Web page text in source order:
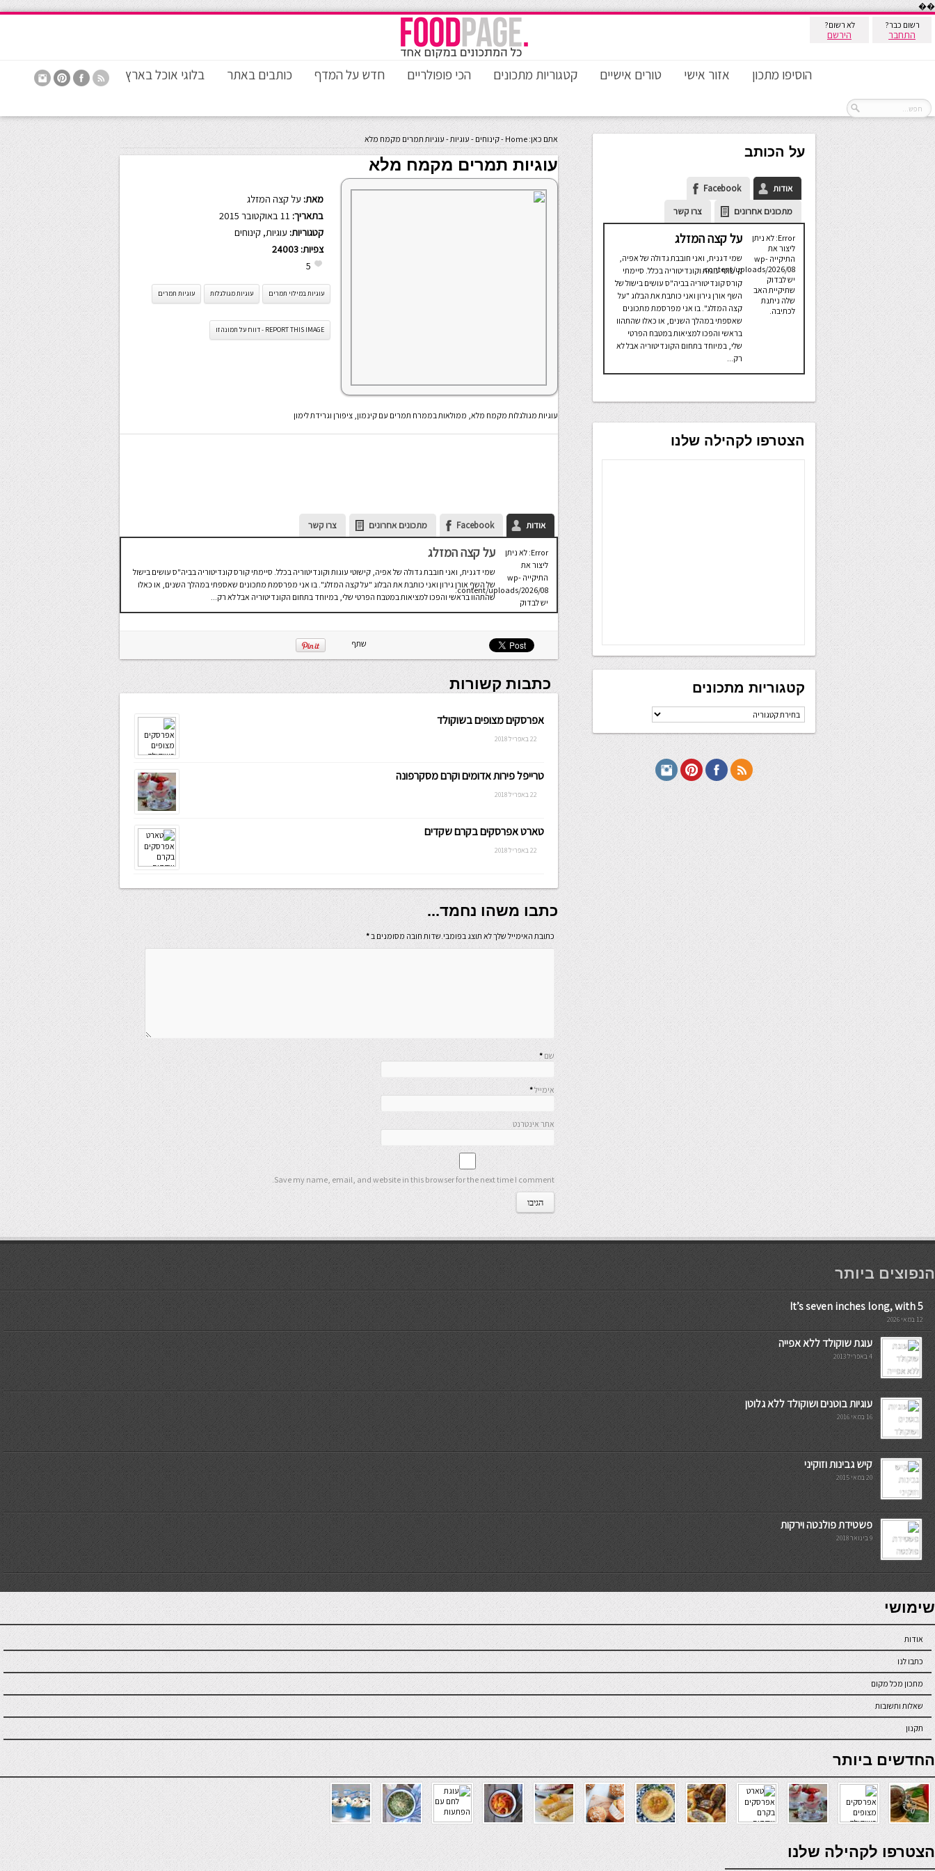
��
רשום כבר?
התחבר
לא רשום?
הירשם
הוסיפו מתכון אזור אישי טורים אישיים קטגוריות מתכונים הכי פופולריים חדש על המדף כותבים באתר בלוגי אוכל בארץ
אתם כאן: Home
-קינוחים - עוגיות- עוגיות תמרים מקמח מלא
עוגיות תמרים מקמח מלא
מאת: על קצה המזלג
בתאריך:
קטגוריות: עוגיות, קינוחים
צפיות: 24003
5
עוגיות במילוי תמרים עוגיות מגולגלות עוגיות תמרים
REPORT THIS IMAGE - דווח על תמונה זו
עוגיות מגולגלות מקמח מלא, ממולאות בממרח תמרים עם קינמון, ציפורן וגרידת לימון
אודות Facebook מתכונים אחרונים צרו קשר
Error: לא ניתן
ליצור את
התיקייה wp-
content/uploads/2026/08.
יש לבדוק
שתיקיית האב
לכתיבה.
על קצה המזלג
שמי דגנית, ואני חובבת גדולה של אפיה, קישוטי עוגות וקונדיטוריה בכלל. סיימתי קורס קונדיטוריה בביה"ס עושים בישול
של השף אורן גירון ואני כותבת את הבלוג "על קצה המזלג". בו אני מפרסמת מתכונים שאספתי במהלך השנים, או כאלו
שהתהוו בראשי והפכו למציאות במטבח הפרטי שלי, במיוחד בתחום הקונדיטוריה אבל לא רק...
שתף
כתבות קשורות
אפרסקים מצופים בשוקולד
22 באפריל 2018
טרייפל פירות אדומים וקרם מסקרפונה
22 באפריל 2018
טארט אפרסקים בקרם שקדים
22 באפריל 2018
כתבו משהו נחמד...
כתובת האימייל שלך לא תוצג בפומבי.שדות חובה מסומנים ב*
שם *
אימייל*
אתר אינטרנט
Save my name, email, and website in this browser for the next time I comment.
על הכותב
אודות
Facebook
מתכונים אחרונים
צרו קשר
Error: לא ניתן
ליצור את
התיקייה wp-
content/uploads/2026/08.
יש לבדוק
שתיקיית האב
שלה ניתנת
לכתיבה.
על קצה המזלג
שמי דגנית, ואני חובבת גדולה של אפיה,
קישוטי עוגות וקונדיטוריה בכלל. סיימתי
קורס קונדיטוריה בביה"ס עושים בישול של
השף אורן גירון ואני כותבת את הבלוג "על
קצה המזלג". בו אני מפרסמת מתכונים
שאספתי במהלך השנים, או כאלו שהתהוו
בראשי והפכו למציאות במטבח הפרטי
שלי, במיוחד בתחום הקונדיטוריה אבל לא
רק...
הצטרפו לקהילה שלנו
קטגוריות מתכונים
קטגוריות
מתכונים
мостбет кг
הנפוצים ביותר
It’s seven inches long, with 5
12 במאי 2026
עוגת שוקולד ללא אפייה
4 באפריל 2013
עוגיות בוטנים ושוקולד ללא גלוטן
16 במאי 2016
קיש גבינות וזוקיני
20 במאי 2015
פשטידת פולנטה וירקות
9 בינואר 2018
7slots
seriöse online casinos österreich
שימושי
אודות
כתבו לנו
מתכון מכל מקום
שאלות ותשובות
תקנון
online casino
החדשים ביותר
verde casino
הצטרפו לקהילה שלנו